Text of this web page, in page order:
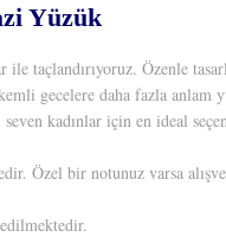
Yüzük
ile taçlandırıyoruz. Özenle
gecelere daha fazla anlam
kadınlar için en ideal
Özel bir notunuz varsa